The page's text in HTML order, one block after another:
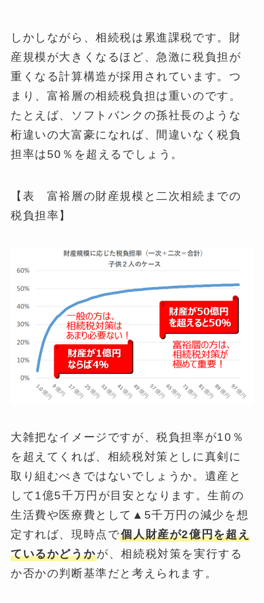
しかしながら、相続税は累進課税です。財
産規模が大きくなるほど、急激に税負担が
重くなる計算構造が採用されています。つ
まり、富裕層の相続税負担は重いのです。
たとえば、ソフトバンクの孫社長のような
桁違いの大富豪になれば、間違いなく税負
担率は50％を超えるでしょう。
【表 富裕層の財産規模と二次相続までの
税負担率】
大雑把なイメージですが、税負担率が10％
を超えてくれば、相続税対策としに真剣に
取り組むべきではないでしょうか。遺産と
して1億5千万円が目安となります。生前の
生活費や医療費として▲5千万円の減少を想
定すれば、現時点で個人財産が2億円を超え
ているかどうかが、相続税対策を実行する
か否かの判断基準だと考えられます。